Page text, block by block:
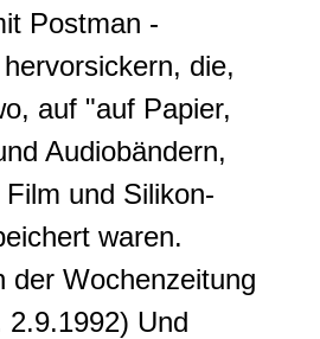
Postman -
die,
auf "auf Papier,
Audiobändern,
und Silikon-
waren.
der Wochenzeitung
2.9.1992) Und